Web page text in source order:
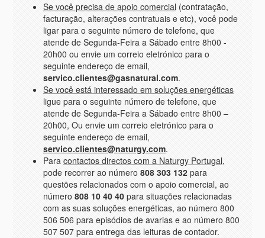
Se você precisa de apoio comercial (contratação,
facturação, alterações contratuais e etc), você pode
ligar para o seguinte número de telefone, que
atende de Segunda-Feira a Sábado entre 8h00 -
20h00 ou envie um correio eletrónico para o
seguinte endereço de email,
servico.clientes@gasnatural.com.
Se você está interessado em soluções energéticas
ligue para o seguinte número de telefone, que
atende de Segunda-Feira a Sábado entre 8h00 –
20h00, Ou envie um correio eletrónico para o
seguinte endereço de email,
servico.clientes@naturgy.com​​​​​.
Para contactos directos com a Naturgy Portugal,
pode recorrer ao número 808 303 132 para
questões relacionados com o apoio comercial, ao
número 808 10 40 40 para situações relacionadas
com as suas soluções energéticas, ao número 800
506 506 para episódios de avarias e ao número 800
507 507 para entrega das leituras de contador.